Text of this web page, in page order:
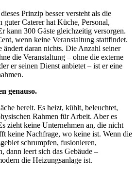
Prinzip besser versteht als die
guter Caterer hat Küche, Personal,
kann 300 Gäste gleichzeitig versorgen.
wenn keine Veranstaltung stattfindet.
daran nichts. Die Anzahl seiner
die Veranstaltung – ohne die externe
er seinen Dienst anbietet – ist er eine
genauso.
bereit. Es heizt, kühlt, beleuchtet,
Rahmen für Arbeit. Aber es
zieht keine Unternehmen an, die nicht
keine Nachfrage, wo keine ist. Wenn die
schrumpfen, fusionieren,
dann leert sich das Gebäude –
die Heizungsanlage ist.